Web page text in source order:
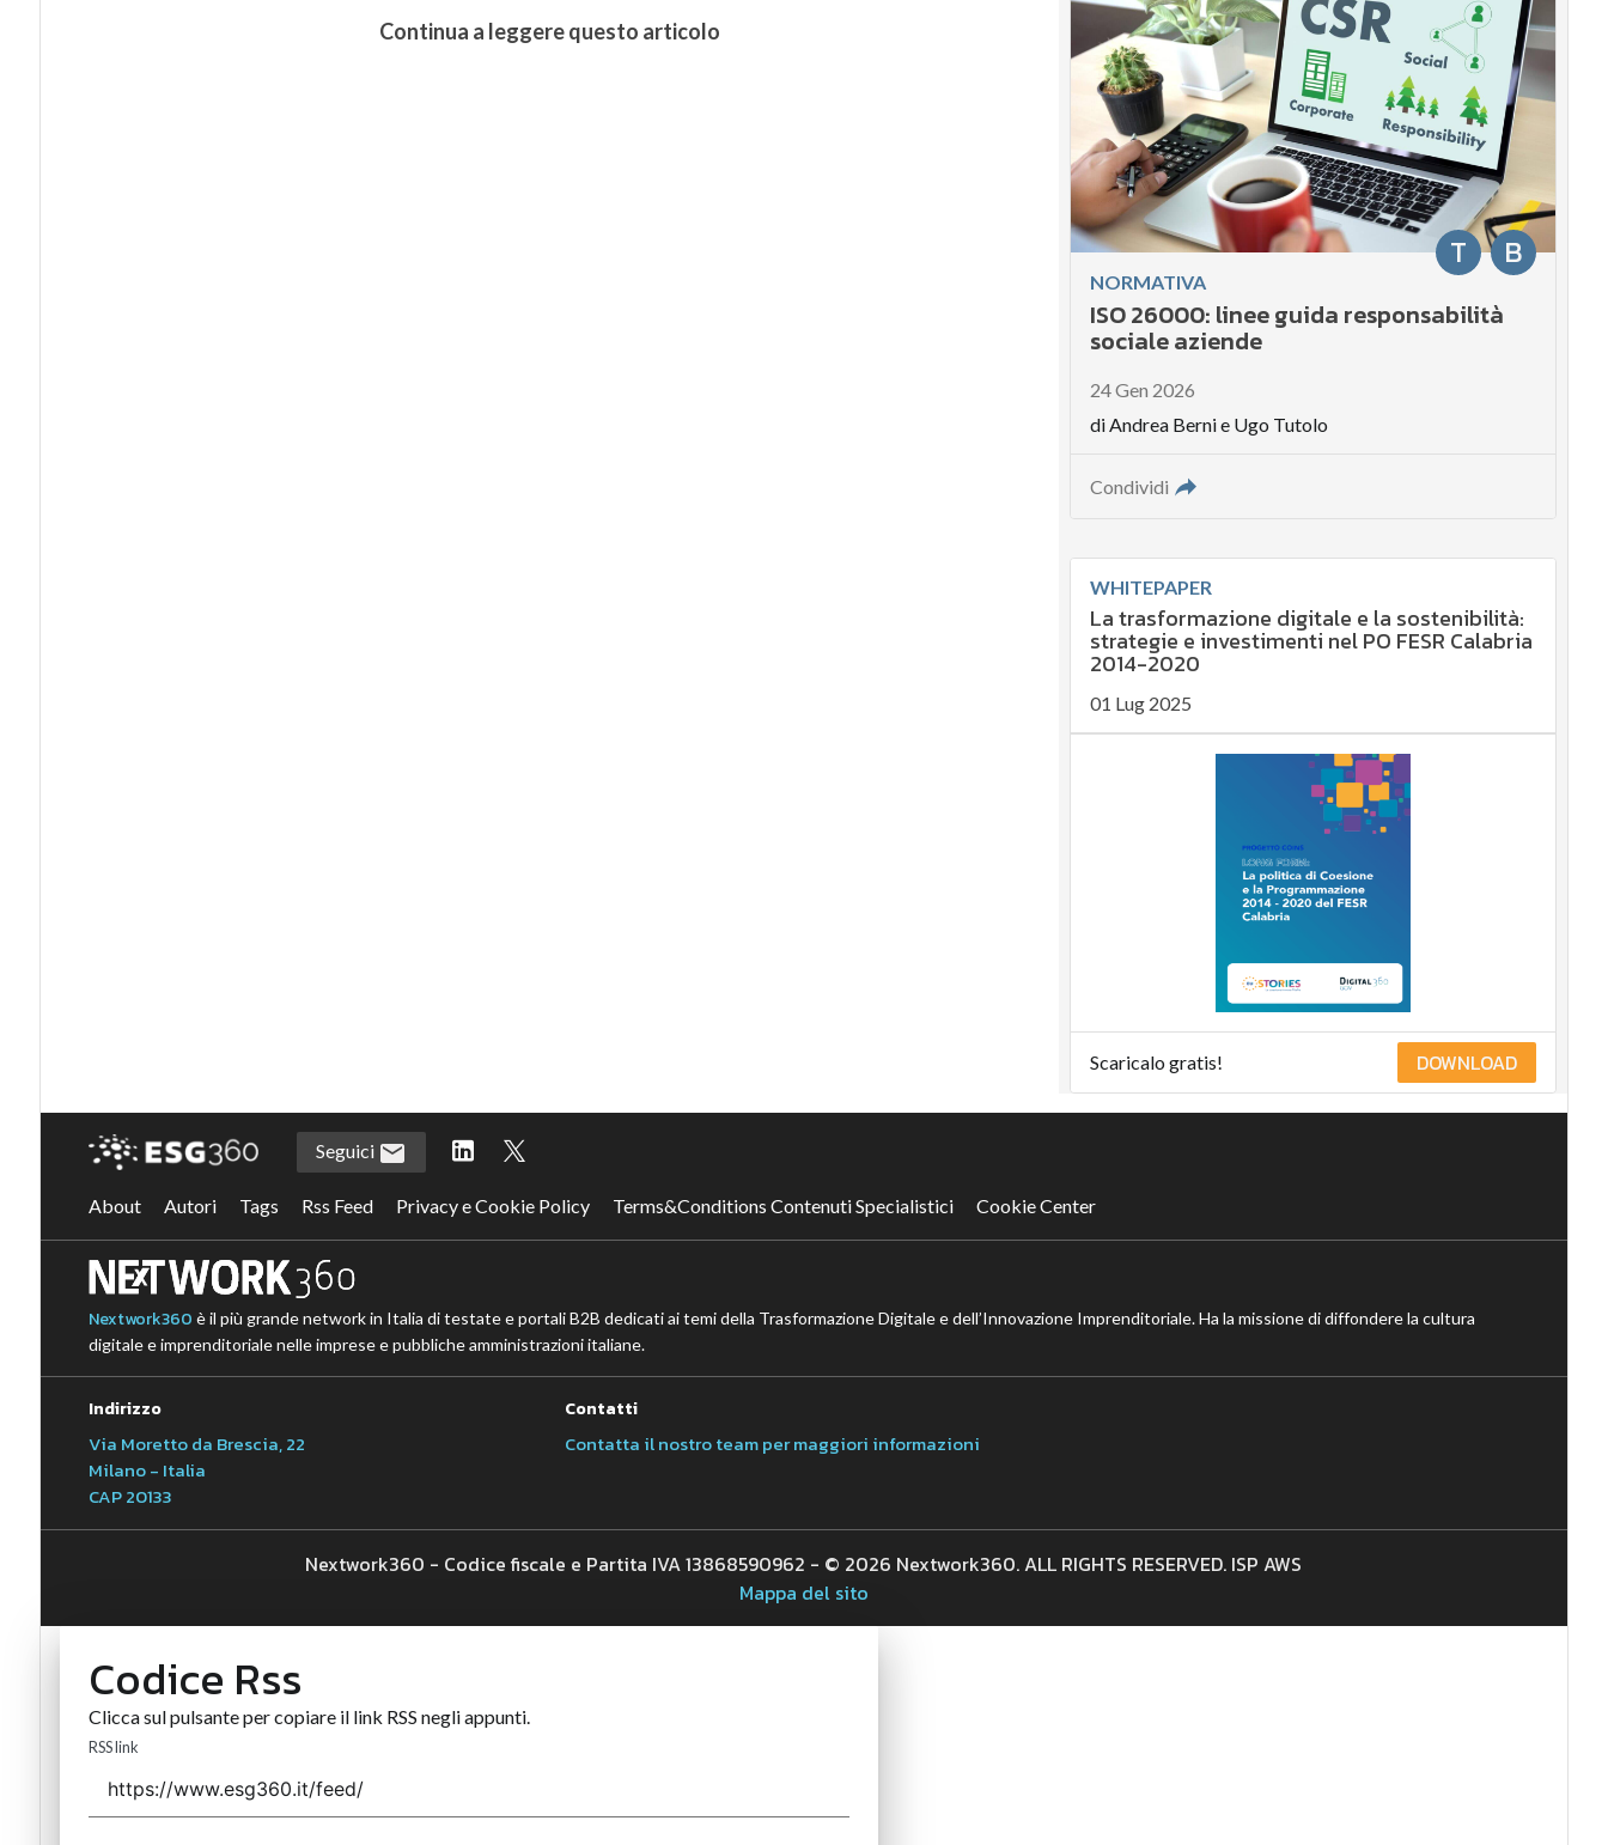
Continua a leggere questo articolo
B
T
NORMATIVA
ISO 26000: linee guida responsabilità
sociale aziende
24 Gen 2026
diAndrea Bernie Ugo Tutolo
Condividi
WHITEPAPER
La trasformazione digitale e la sostenibilità:
strategie e investimenti nel PO FESR Calabria
2014-2020
01 Lug 2025
Scaricalo gratis! DOWNLOAD
Seguici
About Autori Tags Rss Feed Privacy e Cookie Policy Terms&Conditions Contenuti Specialistici Cookie Center
Nextwork360 è il più grande network in Italia di testate e portali B2B dedicati ai temi della Trasformazione Digitale e dell’Innovazione Imprenditoriale. Ha la missione di diffondere la cultura
digitale e imprenditoriale nelle imprese e pubbliche amministrazioni italiane.
Indirizzo
Via Moretto da Brescia, 22
Milano - Italia
CAP 20133
Contatti
Contatta il nostro team per maggiori informazioni
Nextwork360 - Codice fiscale e Partita IVA 13868590962 - © 2026 Nextwork360. ALL RIGHTS RESERVED. ISP AWS
Mappa del sito
Codice Rss
Clicca sul pulsante per copiare il link RSS negli appunti.
RSS link